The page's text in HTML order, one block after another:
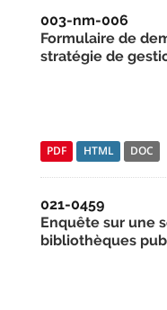
003-nm-006
Formulaire de
stratégie de
PDF HTML DOC
021-0459
Enquête sur une
bibliothèques